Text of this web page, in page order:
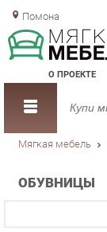
Помона
О ПРОЕКТЕ
Мягкая мебель
ОБУВНИЦЫ